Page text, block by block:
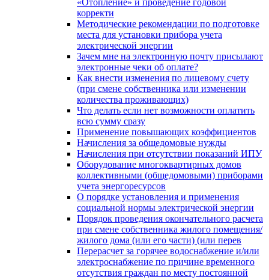
«Отопление» и проведение годовой
корректи
Методические рекомендации по подготовке
места для установки прибора учета
электрической энергии
Зачем мне на электронную почту присылают
электронные чеки об оплате?
Как внести изменения по лицевому счету
(при смене собственника или изменении
количества проживающих)
Что делать если нет возможности оплатить
всю сумму сразу
Применение повышающих коэффициентов
Начисления за общедомовые нужды
Начисления при отсутствии показаний ИПУ
Оборудование многоквартирных домов
коллективными (общедомовыми) приборами
учета энергоресурсов
О порядке установления и применения
социальной нормы электрической энергии
Порядок проведения окончательного расчета
при смене собственника жилого помещения/
жилого дома (или его части) (или перев
Перерасчет за горячее водоснабжение и/или
электроснабжение по причине временного
отсутствия граждан по месту постоянной